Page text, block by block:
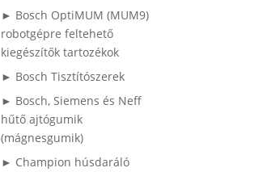
► Bosch OptiMUM (MUM9)
robotgépre feltehető
kiegészítők tartozékok
► Bosch Tisztítószerek
► Bosch, Siemens és Neff
hűtő ajtógumik
(mágnesgumik)
► Champion húsdaráló